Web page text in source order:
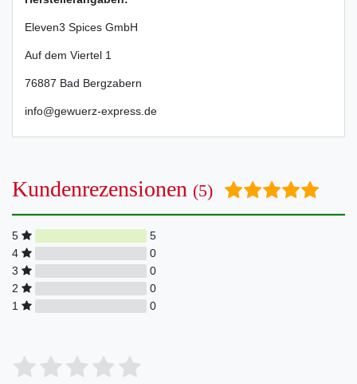
Eleven3 Spices GmbH
Auf dem Viertel 1
76887 Bad Bergzabern
info@gewuerz-express.de
Kundenrezensionen (5)
5
5
4
0
3
0
2
0
1
0
Bewertungssterne
4
3
2
1